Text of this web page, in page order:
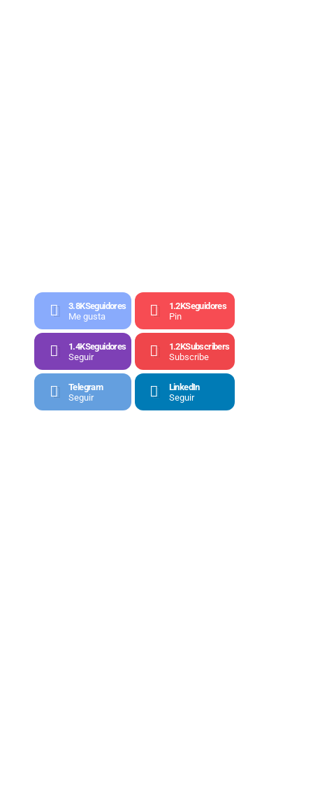
3.8KSeguidores
Me gusta
1.2KSeguidores
Pin
1.4KSeguidores
Seguir
1.2KSubscribers
Subscribe
Telegram
Seguir
LinkedIn
Seguir